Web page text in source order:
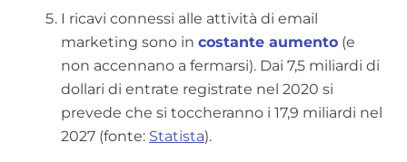
I ricavi connessi alle attività di email
marketing sono in costante aumento(e
non accennano a fermarsi). Dai 7,5 miliardi di
dollari di entrate registrate nel 2020 si
prevede che si toccheranno i 17,9 miliardi nel
2027 (fonte: Statista).